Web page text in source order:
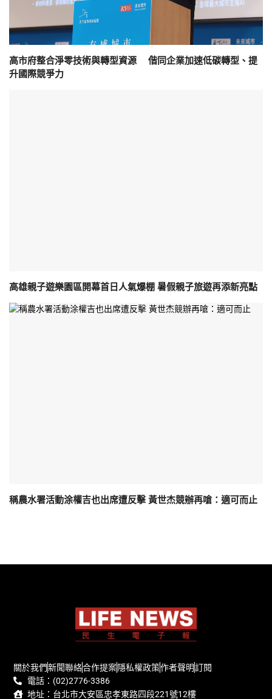
高市府整合淨零技術與轉型資源 偕同企業加速低碳轉型、提
升國際競爭力
高雄親子遊樂園區開幕首日人氣爆棚 暑假親子旅遊再添新亮點
稱農水署活動涂權吉也出席遭反擊 黃世杰競辦再嗆：適可而止
關於我們新聞聯絡合作提案隱私權政策作者聲明訂閱
電話：(02)2776-3386
地址：台北市大安區忠孝東路四段221號12樓